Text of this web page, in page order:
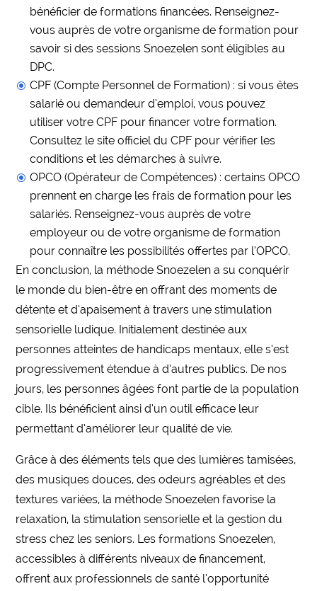
bénéficier de formations financées. Renseignez-
vous auprès de votre organisme de formation pour
savoir si des sessions Snoezelen sont éligibles au
DPC.
CPF (Compte Personnel de Formation) : si vous êtes
salarié ou demandeur d’emploi, vous pouvez
utiliser votre CPF pour financer votre formation.
Consultez le site officiel du CPF pour vérifier les
conditions et les démarches à suivre.
OPCO (Opérateur de Compétences) : certains OPCO
prennent en charge les frais de formation pour les
salariés. Renseignez-vous auprès de votre
employeur ou de votre organisme de formation
pour connaître les possibilités offertes par l’OPCO.
En conclusion, la méthode Snoezelen a su conquérir
le monde du bien-être en offrant des moments de
détente et d’apaisement à travers une stimulation
sensorielle ludique. Initialement destinée aux
personnes atteintes de handicaps mentaux, elle s’est
progressivement étendue à d’autres publics. De nos
jours, les personnes âgées font partie de la population
cible. Ils bénéficient ainsi d’un outil efficace leur
permettant d’améliorer leur qualité de vie.
Grâce à des éléments tels que des lumières tamisées,
des musiques douces, des odeurs agréables et des
textures variées, la méthode Snoezelen favorise la
relaxation, la stimulation sensorielle et la gestion du
stress chez les seniors. Les formations Snoezelen,
accessibles à différents niveaux de financement,
offrent aux professionnels de santé l’opportunité